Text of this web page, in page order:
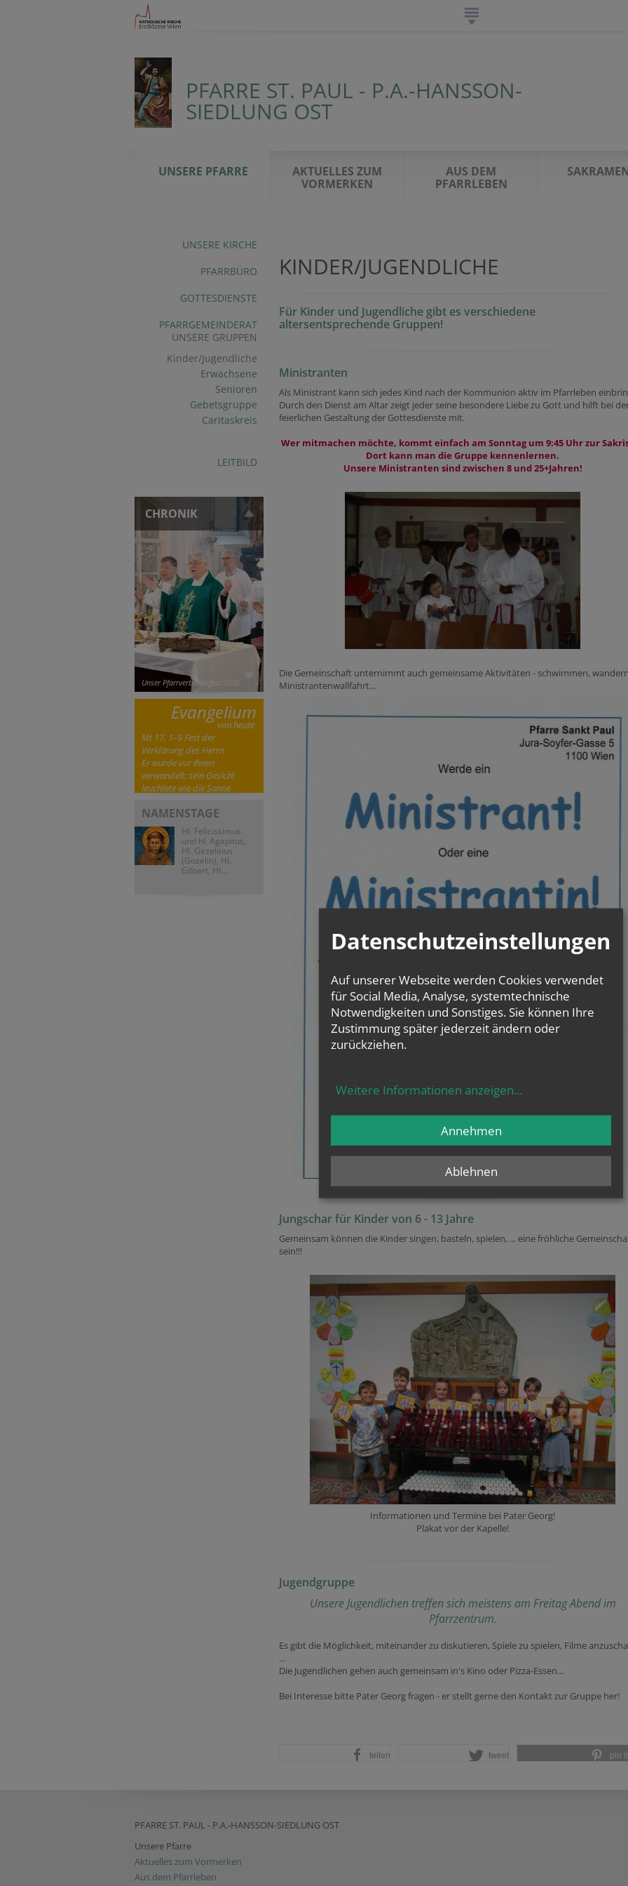
PFARRE ST. PAUL - P.A.-HANSSON-
SIEDLUNG OST
UNSERE PFARRE
AKTUELLES ZUM
VORMERKEN
AUS DEM
PFARRLEBEN
UNSERE KIRCHE
PFARRBÜRO
GOTTESDIENSTE
PFARRGEMEINDERAT
UNSERE GRUPPEN
Kinder/Jugendliche
Erwachsene
Senioren
Gebetsgruppe
Caritaskreis
LEITBILD
CHRONIK
Unser Pfarrverbandsfest 2026
Evangelium
von heute
Mt 17, 1–9 Fest der
Verklärung des Herrn
Er wurde vor ihnen
verwandelt; sein Gesicht
leuchtete wie die Sonne
NAMENSTAGE
Hl. Felicissimus
und hl. Agapitus,
Hl. Gezelinus
(Gozelin), Hl.
Gilbert, Hl....
KINDER/JUGENDLICHE
Für Kinder und Jugendliche gibt es verschiedene
altersentsprechende Gruppen!
Ministranten
Als Ministrant kann sich jedes Kind nach der Kommunion aktiv im Pfarrleben
Durch den Dienst am Altar zeigt jeder seine besondere Liebe zu Gott und hilft bei
feierlichen Gestaltung der Gottesdienste mit.
Wer mitmachen möchte, kommt einfach am Sonntag um 9:45 Uhr zur
Dort kann man die Gruppe kennenlernen.
Unsere Ministranten sind zwischen 8 und 25+Jahren!
Die Gemeinschaft unternimmt auch gemeinsame Aktivitäten - schwimmen,
Ministrantenwallfahrt...
Jungschar für Kinder von 6 - 13 Jahre
Gemeinsam können die Kinder singen, basteln, spielen, ... eine fröhliche
sein!!!
Informationen und Termine bei Pater Georg!
Plakat vor der Kapelle!
Jugendgruppe
Unsere Jugendlichen treffen sich meistens am Freitag Abend im
Pfarrzentrum.
Es gibt die Möglichkeit, miteinander zu diskutieren, Spiele zu spielen, Filme
...
Die Jugendlichen gehen auch gemeinsam in's Kino oder Pizza-Essen...
Bei Interesse bitte Pater Georg fragen - er stellt gerne den Kontakt zur Gruppe her!
teilen tweet pin it
PFARRE ST. PAUL - P.A.-HANSSON-SIEDLUNG OST
Unsere Pfarre
Aktuelles zum Vormerken
Aus dem Pfarrleben
Datenschutzeinstellungen
Auf unserer Webseite werden Cookies verwendet
für Social Media, Analyse, systemtechnische
Notwendigkeiten und Sonstiges. Sie können Ihre
Zustimmung später jederzeit ändern oder
zurückziehen.
Weitere Informationen anzeigen...
Ablehnen
Annehmen